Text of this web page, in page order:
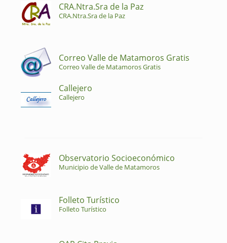
CRA.Ntra.Sra de la Paz
CRA.Ntra.Sra de la Paz
Correo Valle de Matamoros Gratis
Correo Valle de Matamoros Gratis
Callejero
Callejero
Observatorio Socioeconómico
Municipio de Valle de Matamoros
Folleto Turístico
Folleto Turístico